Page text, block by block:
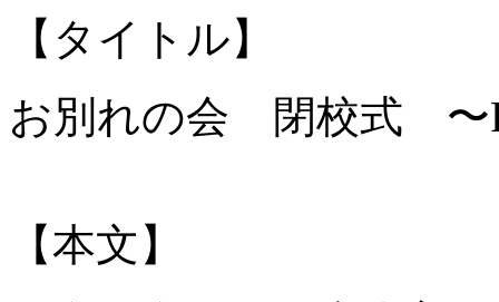
【タイトル】
お別れの会 閉校式 〜
【本文】